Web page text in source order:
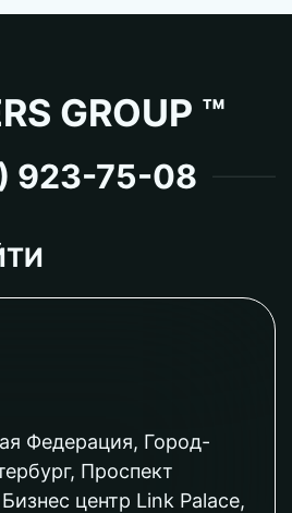
GROUP ™
923-75-08
Федерация, Город-
Проспект
центр Link Palace,